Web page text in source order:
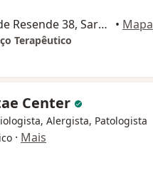
Rua Olavo Pinheiro de Resende 38, Sarzedo • Mapa
Terapêutico
Center
Alergista, Patologista
· Mais